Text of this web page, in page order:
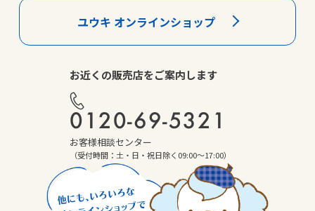
ユウキ オンラインショップ
お近くの販売店をご案内します
0120-69-5321
お客様相談センター
（受付時間：土・日・祝日除く09:00～17:00）